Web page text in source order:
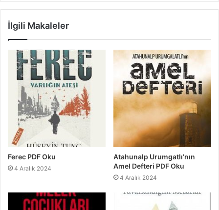
İlgili Makaleler
Ferec PDF Oku
4 Aralık 2024
Atahunalp Urumgatlı’nın
Amel Defteri PDF Oku
4 Aralık 2024